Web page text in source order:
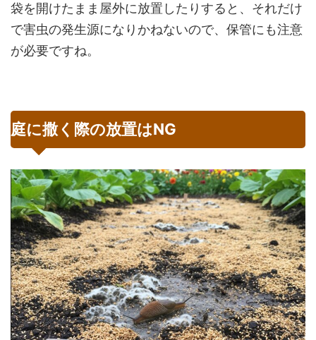
袋を開けたまま屋外に放置したりすると、それだけ
で害虫の発生源になりかねないので、保管にも注意
が必要ですね。
庭に撒く際の放置はNG